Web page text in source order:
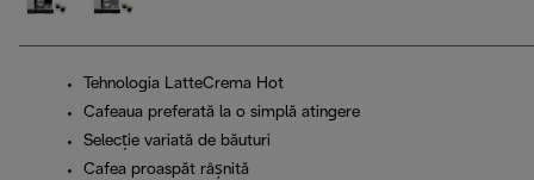
Tehnologia LatteCrema Hot
Cafeaua preferată la o simplă atingere
Selecție variată de băuturi
Cafea proaspăt râșnită